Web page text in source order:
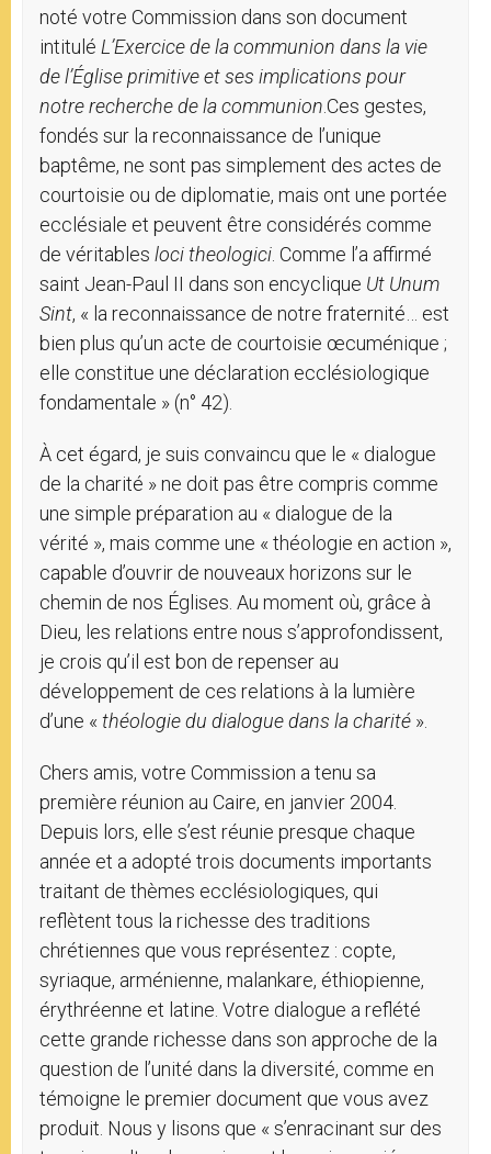
noté votre Commission dans son document
intitulé L’Exercice de la communion dans la vie
de l’Église primitive et ses implications pour
notre recherche de la communion.Ces gestes,
fondés sur la reconnaissance de l’unique
baptême, ne sont pas simplement des actes de
courtoisie ou de diplomatie, mais ont une portée
ecclésiale et peuvent être considérés comme
de véritables loci theologici . Comme l’a affirmé
saint Jean-Paul II dans son encyclique Ut Unum
Sint, « la reconnaissance de notre fraternité… est
bien plus qu’un acte de courtoisie œcuménique ;
elle constitue une déclaration ecclésiologique
fondamentale » (n° 42).
À cet égard, je suis convaincu que le « dialogue
de la charité » ne doit pas être compris comme
une simple préparation au « dialogue de la
vérité », mais comme une « théologie en action »,
capable d’ouvrir de nouveaux horizons sur le
chemin de nos Églises. Au moment où, grâce à
Dieu, les relations entre nous s’approfondissent,
je crois qu’il est bon de repenser au
développement de ces relations à la lumière
d’une « théologie du dialogue dans la charité ».
Chers amis, votre Commission a tenu sa
première réunion au Caire, en janvier 2004.
Depuis lors, elle s’est réunie presque chaque
année et a adopté trois documents importants
traitant de thèmes ecclésiologiques, qui
reflètent tous la richesse des traditions
chrétiennes que vous représentez : copte,
syriaque, arménienne, malankare, éthiopienne,
érythréenne et latine. Votre dialogue a reflété
cette grande richesse dans son approche de la
question de l’unité dans la diversité, comme en
témoigne le premier document que vous avez
produit. Nous y lisons que « s’enracinant sur des